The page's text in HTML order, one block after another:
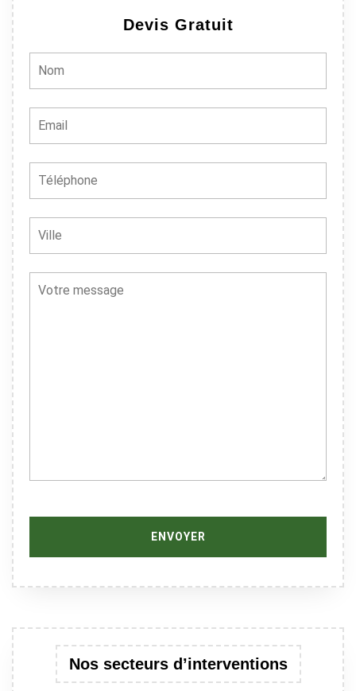
Devis Gratuit
Nos secteurs d’interventions